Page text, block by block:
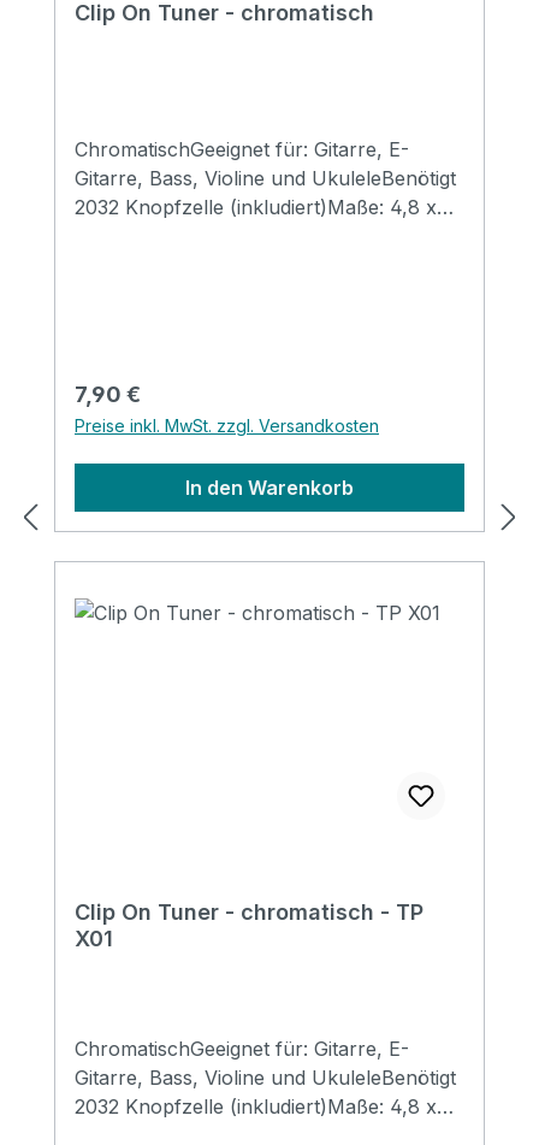
Clip On Tuner - chromatisch
ChromatischGeeignet für: Gitarre, E-
Gitarre, Bass, Violine und UkuleleBenötigt
2032 Knopfzelle (inkludiert)Maße: 4,8 x
Regulärer Preis:
7,90 €
Preise inkl. MwSt. zzgl. Versandkosten
In den Warenkorb
Clip On Tuner - chromatisch - TP
X01
ChromatischGeeignet für: Gitarre, E-
Gitarre, Bass, Violine und UkuleleBenötigt
2032 Knopfzelle (inkludiert)Maße: 4,8 x